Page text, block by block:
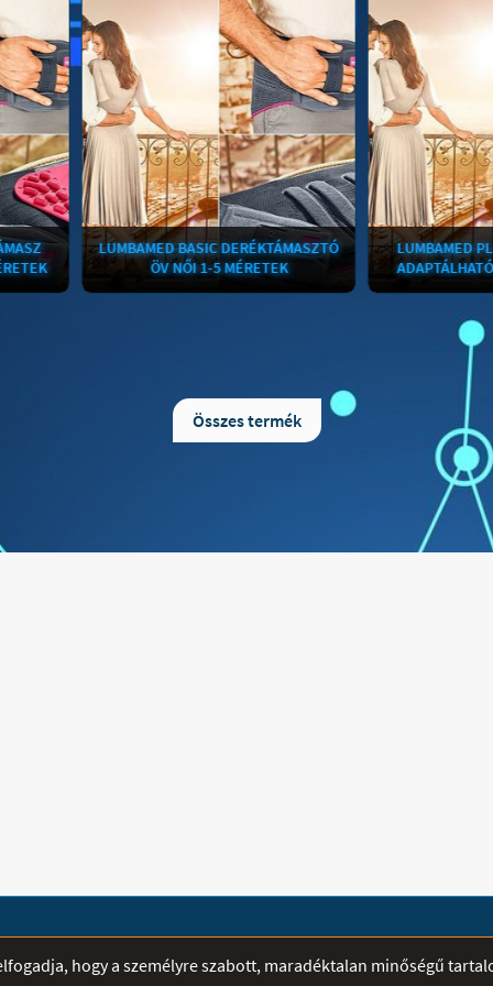
LUMBAMED BASIC DERÉKTÁMASZTÓ
ÖV NŐI 1-5 MÉRETEK
bőr felületéről felszívja és az ortézis
külső felületére vezeti a nedvességet,
továbbá elősegíti annak elpárolgását,
köszönhetően az ortézis tökéletesen illeszkedik a testre, biztosan tart, üléskor is kényelmes.A beépített 4 hátsó rugalmas merevítő fokozott stabilitást biztosít, gátolja a fájdalommentes mozgástartományt meghaladó hirtelen, fájdalmas mozdulatok kivitelezését.Férfi és női változatban kapható. Méretvételi táblázat: Női méret Csípő körfogat I 76-86 cm II 87-98 cm III 99-111 cm IV 112-125 cm V 126-140 cm
LUMBAMED PLUS
ADAPTÁLHATÓ NŐI 1-5
LUMBAMED PLUS
Clima Comfort speciális
anyag a bőr felületéről
ortézis külső felületére
nedvességet, továbbá
elpárolgását, így a bőr
marad, az ortézis viselete
használat esetén is
biztosítA tépőzárnál és a
speciálisan kialakított
köszönhetően az ortézis
Összes termék
hogy a személyre szabott, maradéktalan minőségű
ÁTVÉTELI PONTOK SEGÍTSÉG